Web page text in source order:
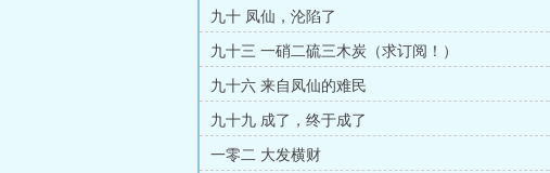
九十 凤仙，沦陷了
九十三 一硝二硫三木炭（求订阅！）
九十六 来自凤仙的难民
九十九 成了，终于成了
一零二 大发横财